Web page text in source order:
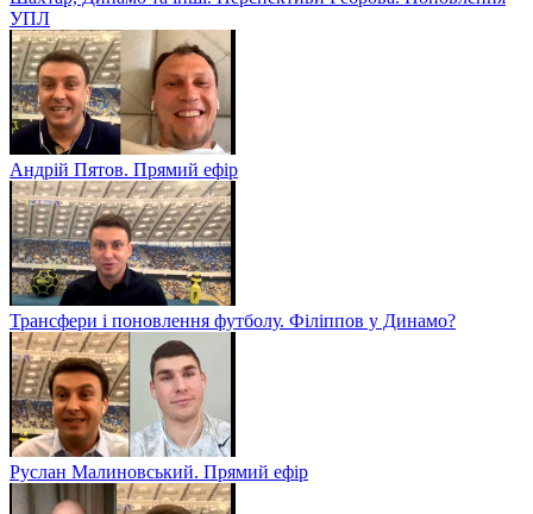
УПЛ
Андрій Пятов. Прямий ефір
Трансфери і поновлення футболу. Філіппов у Динамо?
Руслан Малиновський. Прямий ефір